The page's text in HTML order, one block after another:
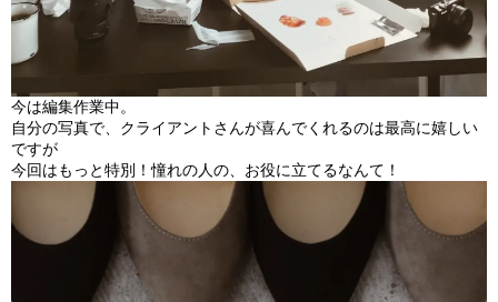
今は編集作業中。
自分の写真で、 クライアントさんが喜んでくれるのは最高に嬉しい
ですが
今回はもっと特別！憧れの人の、お役に立てるなんて！